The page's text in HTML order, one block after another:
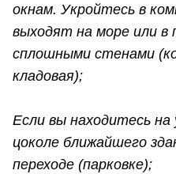
окнам. Укройтесь в
выходят на море или в
сплошными стенами
кладовая);
Если вы находитесь на
цоколе ближайшего
переходе (парковке);